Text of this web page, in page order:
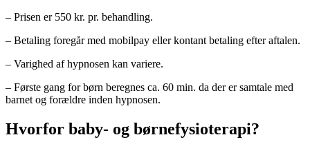
– Prisen er 550 kr. pr. behandling.
– Betaling foregår med mobilpay eller kontant betaling efter aftalen.
– Varighed af hypnosen kan variere.
– Første gang for børn beregnes ca. 60 min. da der er samtale med
barnet og forældre inden hypnosen.
Hvorfor baby- og børnefysioterapi?